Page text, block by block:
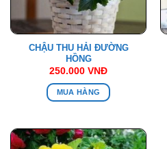
CHẬU THU HẢI ĐƯỜNG
HỒNG
250.000 VNĐ
MUA HÀNG